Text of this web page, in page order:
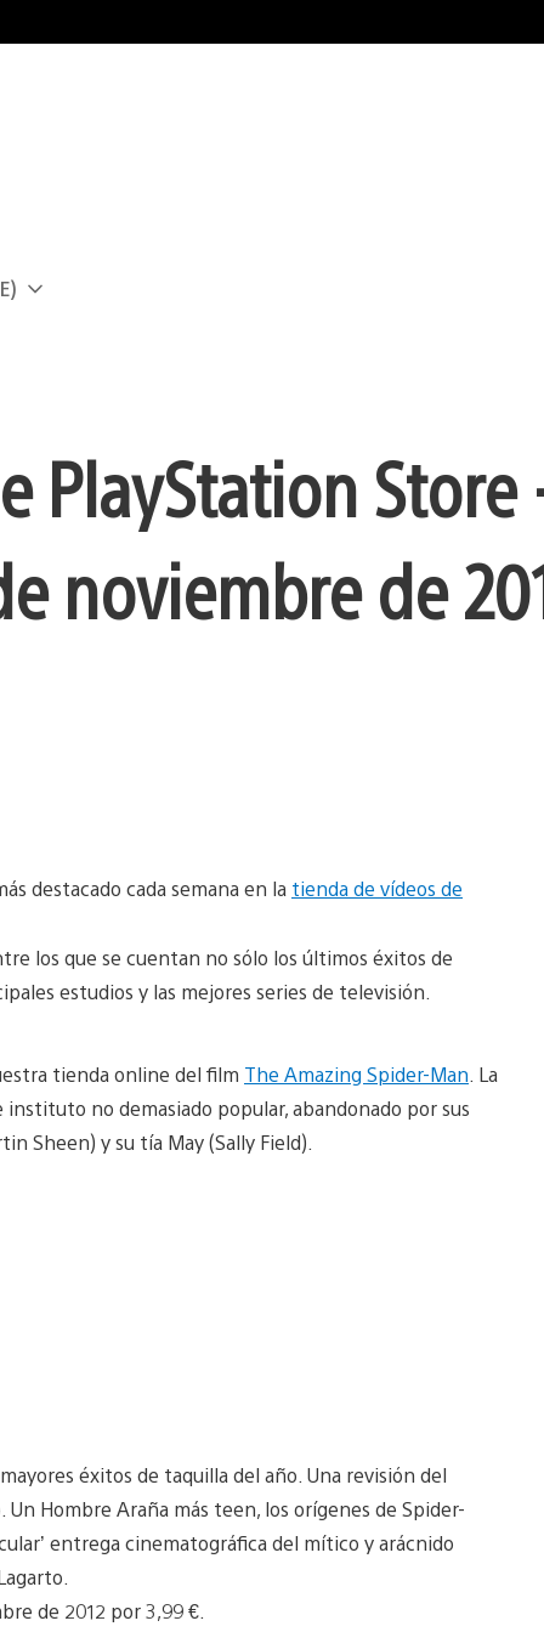
PlayStation Store
noviembre de
destacado cada semana en la tienda de vídeos de
los que se cuentan no sólo los últimos éxitos de
estudios y las mejores series de televisión.
tienda online del film The Amazing Spider-Man . La
no demasiado popular, abandonado por sus
Sheen) y su tía May (Sally Field).
éxitos de taquilla del año. Una revisión del
Hombre Araña más teen, los orígenes de Spider-
entrega cinematográfica del mítico y arácnido
de 2012 por 3,99 €.